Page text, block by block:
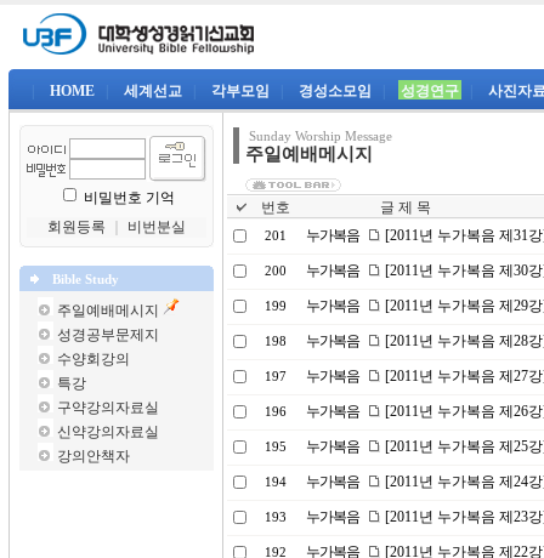
HOME 세계선교 각부모임 경성소모임 성경연구 사진자
비밀번호 기억
회원등록
비번분실
Bible Study
주일예배메시지
성경공부문제지
수양회강의
특강
구약강의자료실
신약강의자료실
강의안책자
Sunday Worship Message
주일예배메시지
번호 글 제 목
201 누가복음 [2011년 누가복음 제31
200 누가복음 [2011년 누가복음 제30
199 누가복음 [2011년 누가복음 제29
198 누가복음 [2011년 누가복음 제28
197 누가복음 [2011년 누가복음 제27
196 누가복음 [2011년 누가복음 제26
195 누가복음 [2011년 누가복음 제25
194 누가복음 [2011년 누가복음 제24
193 누가복음 [2011년 누가복음 제23
192 누가복음 [2011년 누가복음 제22